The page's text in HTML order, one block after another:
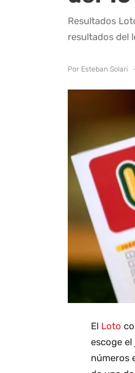
Resultados
resultados del
Por Esteban Solari
El Loto
escoge
números